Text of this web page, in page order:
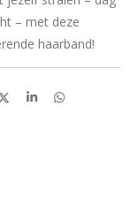
– met deze
haarband!
D
S
D